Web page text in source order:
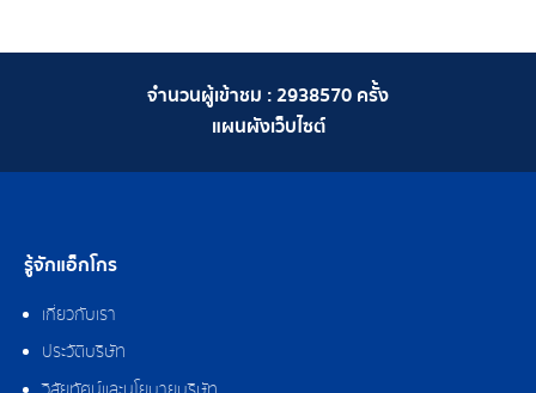
จำนวนผู้เข้าชม :2938570 ครั้ง
แผนผังเว็บไซต์
รู้จักแอ็กโกร
เกี่ยวกับเรา
ประวัติบริษัท